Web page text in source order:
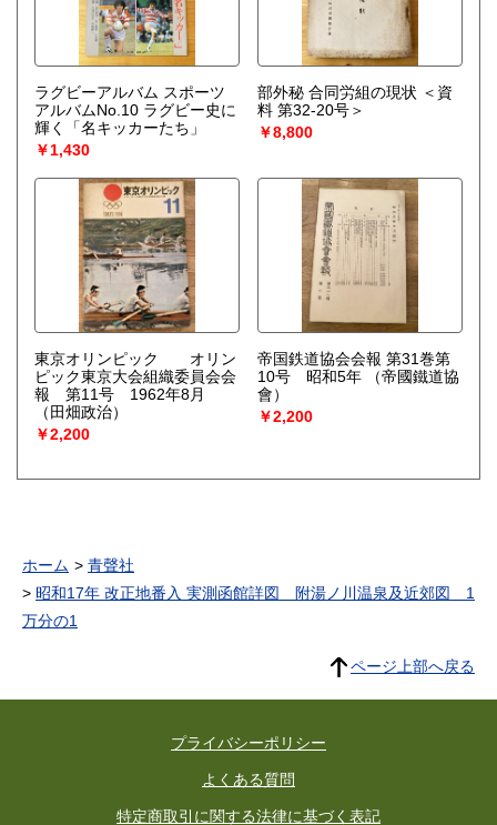
ラグビーアルバム スポーツ
アルバムNo.10 ラグビー史に
輝く「名キッカーたち」
￥1,430
部外秘 合同労組の現状 ＜資
料 第32-20号＞
￥8,800
東京オリンピック オリン
ピック東京大会組織委員会会
報 第11号 1962年8月
（田畑政治）
￥2,200
帝国鉄道協会会報 第31巻第
10号 昭和5年
（帝國鐵道協
會）
￥2,200
ホーム
青聲社
昭和17年 改正地番入 実測函館詳図 附湯ノ川温泉及近郊図 1
万分の1
ページ上部へ戻る
プライバシーポリシー
よくある質問
特定商取引に関する法律に基づく表記